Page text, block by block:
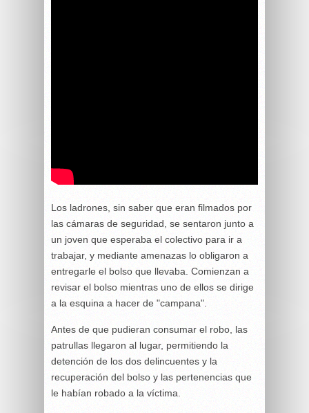
Los ladrones, sin saber que eran filmados por
las cámaras de seguridad, se sentaron junto a
un joven que esperaba el colectivo para ir a
trabajar, y mediante amenazas lo obligaron a
entregarle el bolso que llevaba. Comienzan a
revisar el bolso mientras uno de ellos se dirige
a la esquina a hacer de "campana".
Antes de que pudieran consumar el robo, las
patrullas llegaron al lugar, permitiendo la
detención de los dos delincuentes y la
recuperación del bolso y las pertenencias que
le habían robado a la víctima.